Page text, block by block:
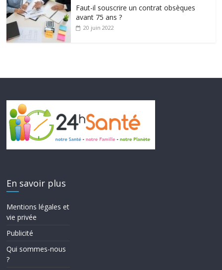
Faut-il souscrire un contrat obsèques
avant 75 ans ?
20 juin 2022
En savoir plus
Mentions légales et
vie privée
Publicité
Qui sommes-nous
?